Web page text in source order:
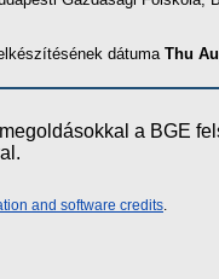
dátuma Thu
a BGE
and software credits